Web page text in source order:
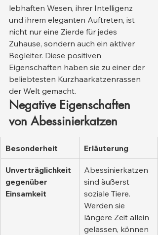
lebhaften Wesen, ihrer Intelligenz
und ihrem eleganten Auftreten, ist
nicht nur eine Zierde für jedes
Zuhause, sondern auch ein aktiver
Begleiter. Diese positiven
Eigenschaften haben sie zu einer der
beliebtesten Kurzhaarkatzenrassen
der Welt gemacht.
Negative Eigenschaften
von Abessinierkatzen
Besonderheit Erläuterung
Unverträglichkeit
gegenüber
Einsamkeit
Abessinierkatzen
sind äußerst
soziale Tiere.
Werden sie
längere Zeit allein
gelassen, können